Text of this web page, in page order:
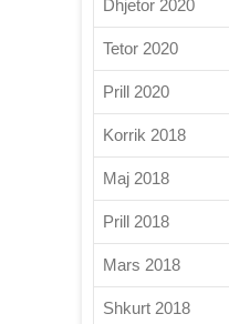
Dhjetor 2020
Tetor 2020
Prill 2020
Korrik 2018
Maj 2018
Prill 2018
Mars 2018
Shkurt 2018